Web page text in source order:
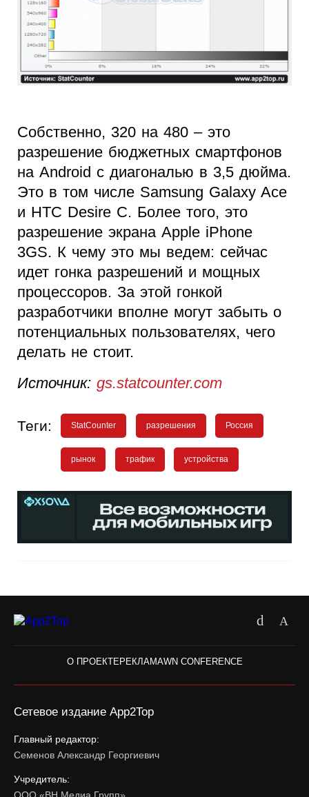
Собственно, 320 на 480 – это
разрешение бюджетных смартфонов
на Android c диагональю в 3,5 дюйма.
Это в том числе Samsung Galaxy Ace
и HTC Desire C. Более того, это
разрешение экрана Apple iPhone
3GS. К чему это мы ведем: сейчас
идет гонка разрешений и мощных
процессоров. За этой гонкой
разработчики вполне могут забыть о
потенциальных пользователях, чего
делать не стоит.
Источник: gs.statcounter.com
Теги: StatCounter разрешения Россия
рынок трафик устройства
О ПРОЕКТЕРЕКЛАМАWN CONFERENCE
Сетевое издание App2Top
Главный редактор:
Семенов Александр Георгиевич
Учредитель: